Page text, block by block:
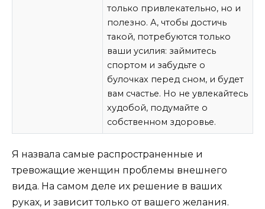
только привлекательно, но и
полезно. А, чтобы достичь
такой, потребуются только
ваши усилия: займитесь
спортом и забудьте о
булочках перед сном, и будет
вам счастье. Но не увлекайтесь
худобой, подумайте о
собственном здоровье.
Я назвала самые распространенные и
тревожащие женщин проблемы внешнего
вида. На самом деле их решение в ваших
руках, и зависит только от вашего желания.